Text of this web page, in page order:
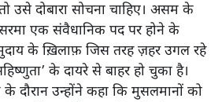
उसे दोबारा सोचना चाहिए। असम के
सरमा एक संवैधानिक पद पर होने के
के ख़िलाफ़ जिस तरह ज़हर उगल रहे
के दायरे से बाहर हो चुका है।
के दौरान उन्होंने कहा कि मुसलमानों को